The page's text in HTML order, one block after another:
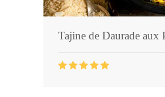
Tajine de Daurade aux